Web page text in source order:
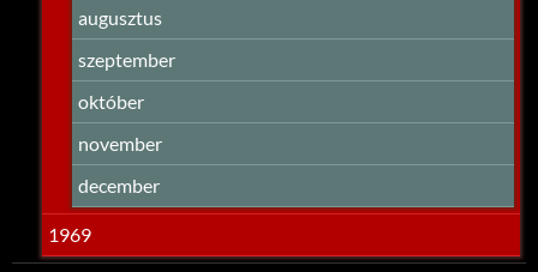
augusztus
szeptember
október
november
december
1969